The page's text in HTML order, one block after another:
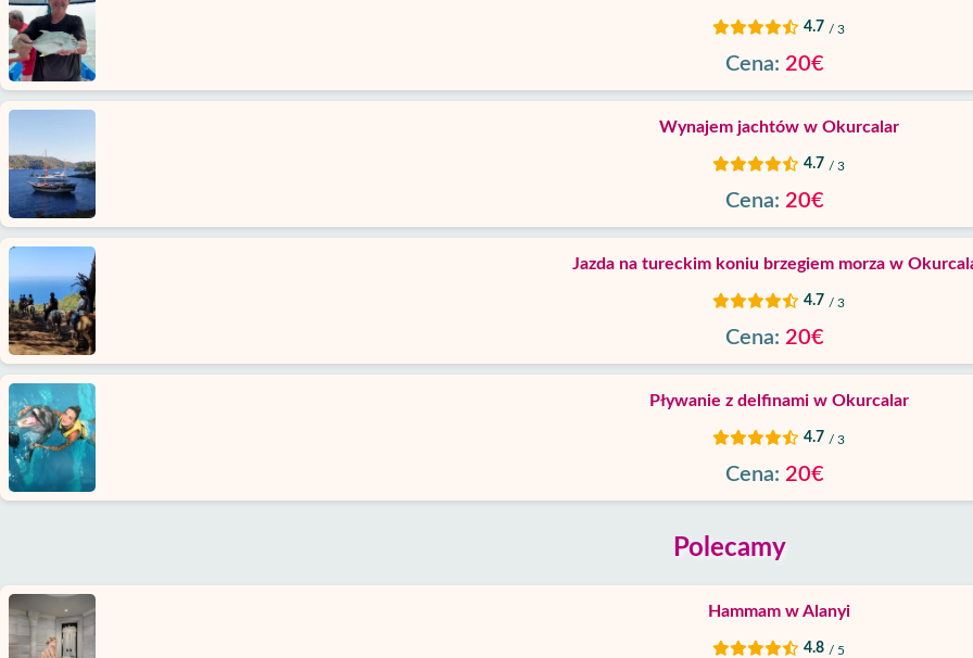
4.7 / 3
Cena: 20€
Wynajem jachtów w Okurcalar
4.7 / 3
Cena: 20€
Jazda na tureckim koniu brzegiem morza w
4.7 / 3
Cena: 20€
Pływanie z delfinami w Okurcalar
4.7 / 3
Cena: 20€
Polecamy
Hammam w Alanyi
4.8 / 5